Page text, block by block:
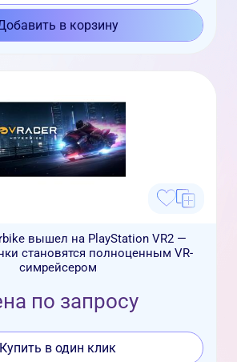
в корзину
вышел на PlayStation VR2 —
становятся полноценным VR-
симрейсером
по запросу
Купить в один клик